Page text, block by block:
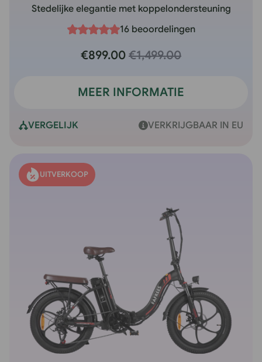
Stedelijke elegantie met koppelondersteuning
16 beoordelingen
€899.00 €1,499.00
MEER INFORMATIE
VERGELIJK VERKRIJGBAAR IN EU
UITVERKOOP